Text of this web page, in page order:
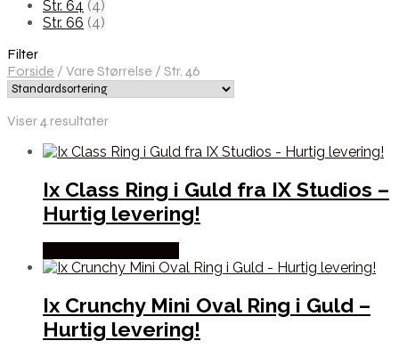
Str. 64 (4)
Str. 66 (4)
Filter
Forside / Vare Størrelse / Str. 46
Viser 4 resultater
Ix Class Ring i Guld fra IX Studios –
Hurtig levering!
Ix Crunchy Mini Oval Ring i Guld –
Hurtig levering!